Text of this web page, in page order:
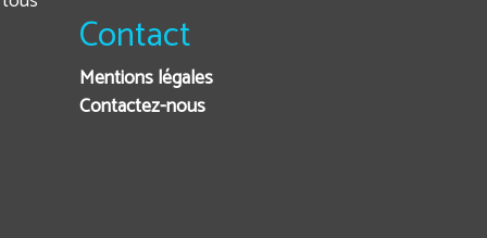
Contact
Mentions légales
Contactez-nous